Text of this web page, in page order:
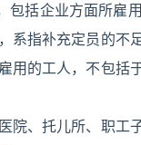
包括企业方面所雇
系指补充定员的不
用的工人，不包括
院、托儿所、职工